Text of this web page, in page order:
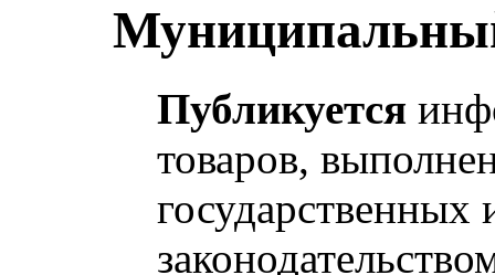
Публикуется
товаров,